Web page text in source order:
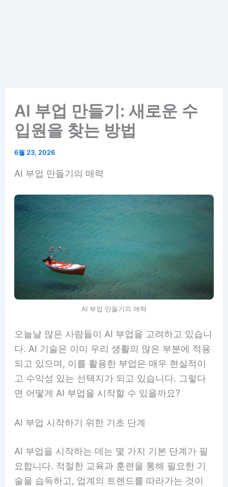
AI 부업 만들기: 새로운 수
입원을 찾는 방법
6월 23, 2026
AI 부업 만들기의 매력
AI 부업 만들기의 매력
오늘날 많은 사람들이 AI 부업을 고려하고 있습니
다. AI 기술은 이미 우리 생활의 많은 부분에 적용
되고 있으며, 이를 활용한 부업은 매우 현실적이
고 수익성 있는 선택지가 되고 있습니다. 그렇다
면 어떻게 AI 부업을 시작할 수 있을까요?
AI 부업 시작하기 위한 기초 단계
AI 부업을 시작하는 데는 몇 가지 기본 단계가 필
요합니다. 적절한 교육과 훈련을 통해 필요한 기
술을 습득하고, 업계의 트렌드를 따라가는 것이